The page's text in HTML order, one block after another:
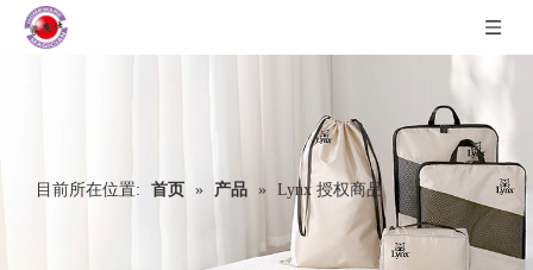
目前所在位置: 首页 » 产品 » Lynx 授权商品